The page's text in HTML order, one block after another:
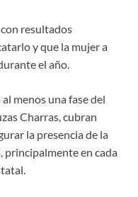
resultados
y que la mujer a
el año.
menos una fase del
Charras, cubran
la presencia de la
principalmente en cada